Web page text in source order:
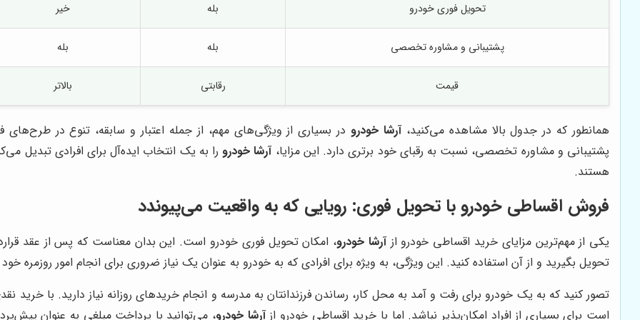
تحویل فوری خودرو بله خیر
پشتیبانی و مشاوره تخصصی بله بله
قیمت رقابتی بالاتر
همانطور که در جدول بالا مشاهده می‌کنید،آرشا خودرودر بسیاری از ویژگی‌های مهم، از جمله اعتبار و سابقه، تنوع در
پشتیبانی و مشاوره تخصصی، نسبت به رقبای خود برتری دارد. این مزایا،آرشا خودرورا به یک انتخاب ایده‌آل برای افرادی تبدیل
هستند.
فروش اقساطی خودرو با تحویل فوری: رویایی که به واقعیت می‌پیوندد
یکی از مهم‌ترین مزایای خرید اقساطی خودرو ازآرشا خودرو، امکان تحویل فوری خودرو است. این بدان معناست که پس از عقد
تحویل بگیرید و از آن استفاده کنید. این ویژگی، به ویژه برای افرادی که به خودرو به عنوان یک نیاز ضروری برای انجام امور روزمره
تصور کنید که به یک خودرو برای رفت و آمد به محل کار، رساندن فرزندانتان به مدرسه و انجام خریدهای روزانه نیاز دارید. با خرید
است برای بسیاری از افراد امکان‌پذیر نباشد. اما با خرید اقساطی خودرو ازآرشا خودرو، می‌توانید با پرداخت مبلغی به عنوان